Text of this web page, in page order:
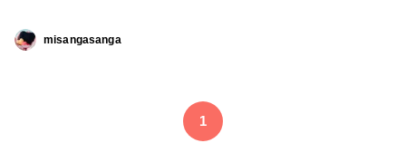
misangasanga
1